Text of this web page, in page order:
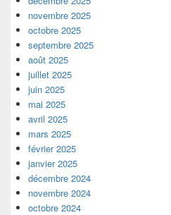
novembre 2025
octobre 2025
septembre 2025
août 2025
juillet 2025
juin 2025
mai 2025
avril 2025
mars 2025
février 2025
janvier 2025
décembre 2024
novembre 2024
octobre 2024